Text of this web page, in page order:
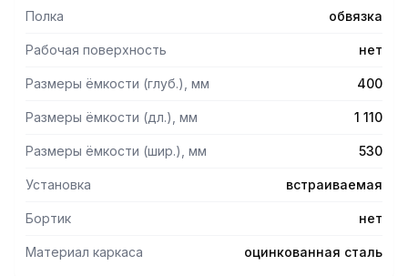
толщиной 1,2 мм.
Полка обвязка
Рабочая поверхность нет
Размеры ёмкости (глуб.), мм 400
Размеры ёмкости (дл.), мм 1 110
Размеры ёмкости (шир.), мм 530
Установка встраиваемая
Бортик нет
Материал каркаса оцинкованная сталь